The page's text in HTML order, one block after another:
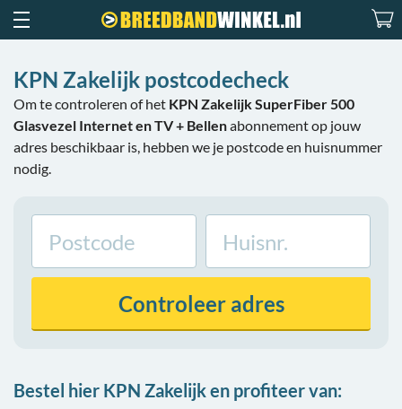
KPN Zakelijk postcodecheck
Om te controleren of het KPN Zakelijk SuperFiber 500
Glasvezel Internet en TV + Bellenabonnement op jouw
adres beschikbaar is, hebben we je postcode en huisnummer
nodig.
Controleeradres
Bestel hier KPN Zakelijk en profiteer van: